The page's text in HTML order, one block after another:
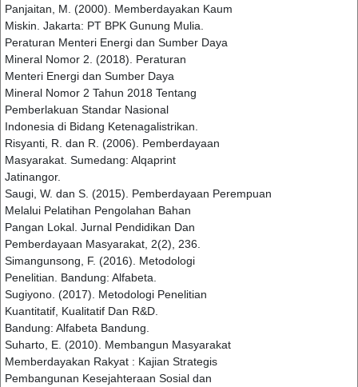
Panjaitan, M. (2000). Memberdayakan Kaum
Miskin. Jakarta: PT BPK Gunung Mulia.
Peraturan Menteri Energi dan Sumber Daya
Mineral Nomor 2. (2018). Peraturan
Menteri Energi dan Sumber Daya
Mineral Nomor 2 Tahun 2018 Tentang
Pemberlakuan Standar Nasional
Indonesia di Bidang Ketenagalistrikan.
Risyanti, R. dan R. (2006). Pemberdayaan
Masyarakat. Sumedang: Alqaprint
Jatinangor.
Saugi, W. dan S. (2015). Pemberdayaan Perempuan
Melalui Pelatihan Pengolahan Bahan
Pangan Lokal. Jurnal Pendidikan Dan
Pemberdayaan Masyarakat, 2(2), 236.
Simangunsong, F. (2016). Metodologi
Penelitian. Bandung: Alfabeta.
Sugiyono. (2017). Metodologi Penelitian
Kuantitatif, Kualitatif Dan R&D.
Bandung: Alfabeta Bandung.
Suharto, E. (2010). Membangun Masyarakat
Memberdayakan Rakyat : Kajian Strategis
Pembangunan Kesejahteraan Sosial dan